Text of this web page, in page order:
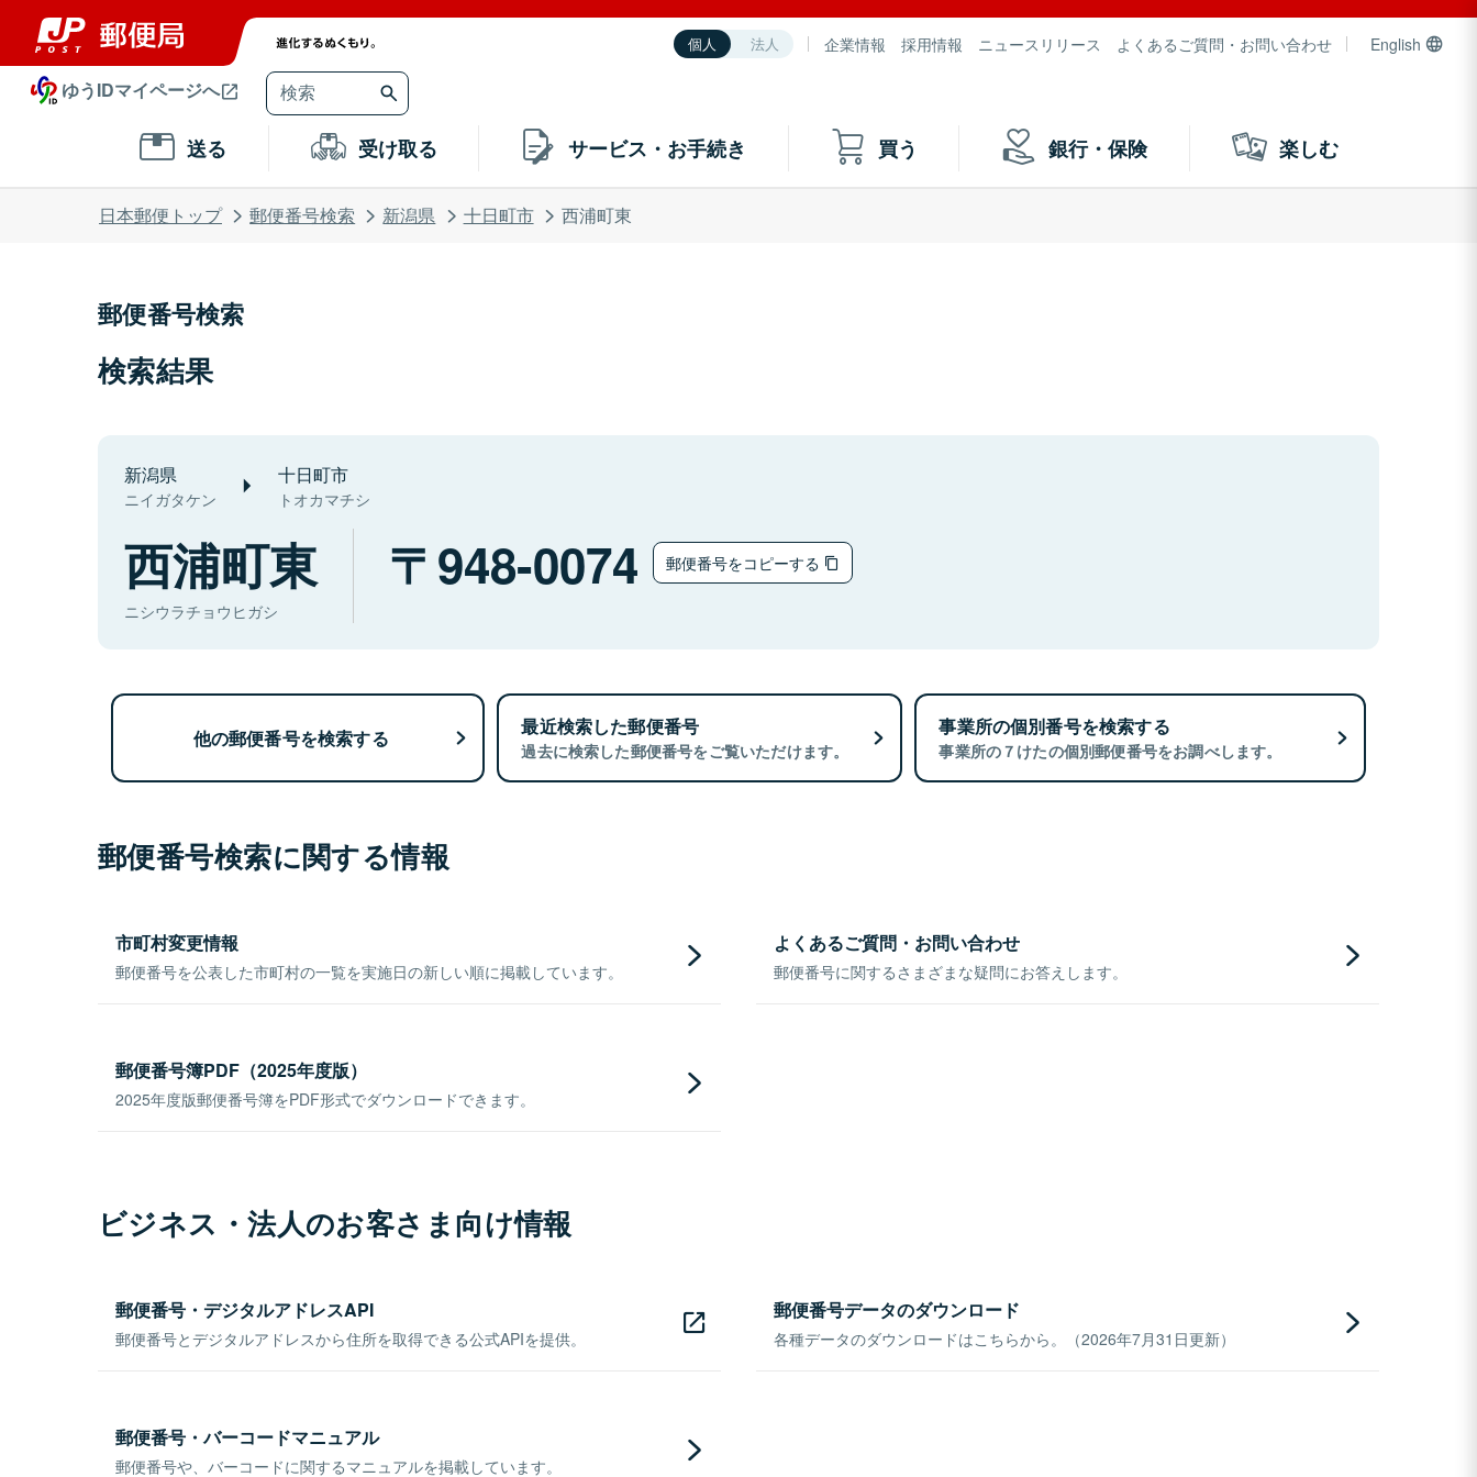
個人 法人 企業情報 採用情報 ニュースリリース よくあるご質問・お問い合わせ English
ゆうIDマイページへ
送る 受け取る サービス・お手続き 買う 銀行・保険 楽しむ
日本郵便トップ 郵便番号検索 新潟県 十日町市 西浦町東
郵便番号検索
検索結果
新潟県
ニイガタケン
十日町市
トオカマチシ
西浦町東
ニシウラチョウヒガシ
948-0074 郵便番号をコピーする
他の郵便番号を検索する 最近検索した郵便番号
過去に検索した郵便番号をご覧いただけます。
事業所の個別番号を検索する
事業所の７けたの個別郵便番号をお調べします。
郵便番号検索に関する情報
市町村変更情報
郵便番号を公表した市町村の一覧を実施日の新しい順に掲載しています。
よくあるご質問・お問い合わせ
郵便番号に関するさまざまな疑問にお答えします。
郵便番号簿PDF（2025年度版）
2025年度版郵便番号簿をPDF形式でダウンロードできます。
ビジネス・法人のお客さま向け情報
郵便番号・デジタルアドレスAPI
郵便番号とデジタルアドレスから住所を取得できる公式APIを提供。
郵便番号データのダウンロード
各種データのダウンロードはこちらから。（2026年7月31日更新）
郵便番号・バーコードマニュアル
郵便番号や、バーコードに関するマニュアルを掲載しています。